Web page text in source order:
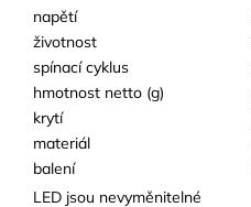
napětí
životnost
spínací cyklus
hmotnost netto (g)
krytí
materiál
balení
LED jsou nevyměnitelné